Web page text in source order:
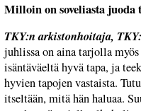
Milloin on soveliasta juoda
TKY:n arkistonhoitaja,
juhlissa on aina tarjolla
isäntäväeltä hyvä tapa, ja
hyvien tapojen vastaista.
itseltään, mitä hän haluaa.